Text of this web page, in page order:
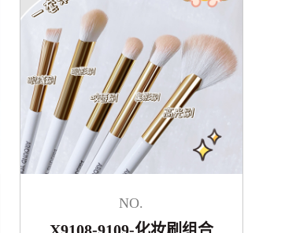
NO.
X9108-9109-化妆刷组合